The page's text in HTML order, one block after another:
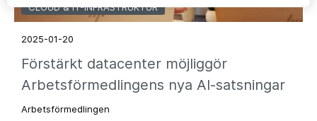
CLOUD & IT-INFRASTRUKTUR
2025-01-20
Förstärkt datacenter möjliggör
Arbetsförmedlingens nya AI-satsningar
Arbetsförmedlingen